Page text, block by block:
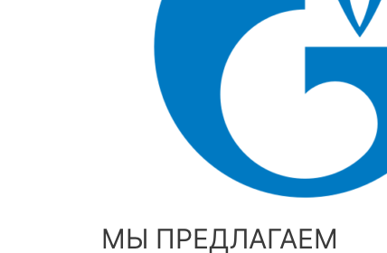
МЫ ПРЕДЛАГАЕМ